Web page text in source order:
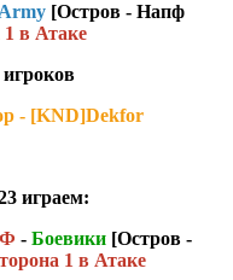
[Остров - Напф
в Атаке
- [KND]Dekfor
играем:
- Боевики [Остров -
1 в Атаке